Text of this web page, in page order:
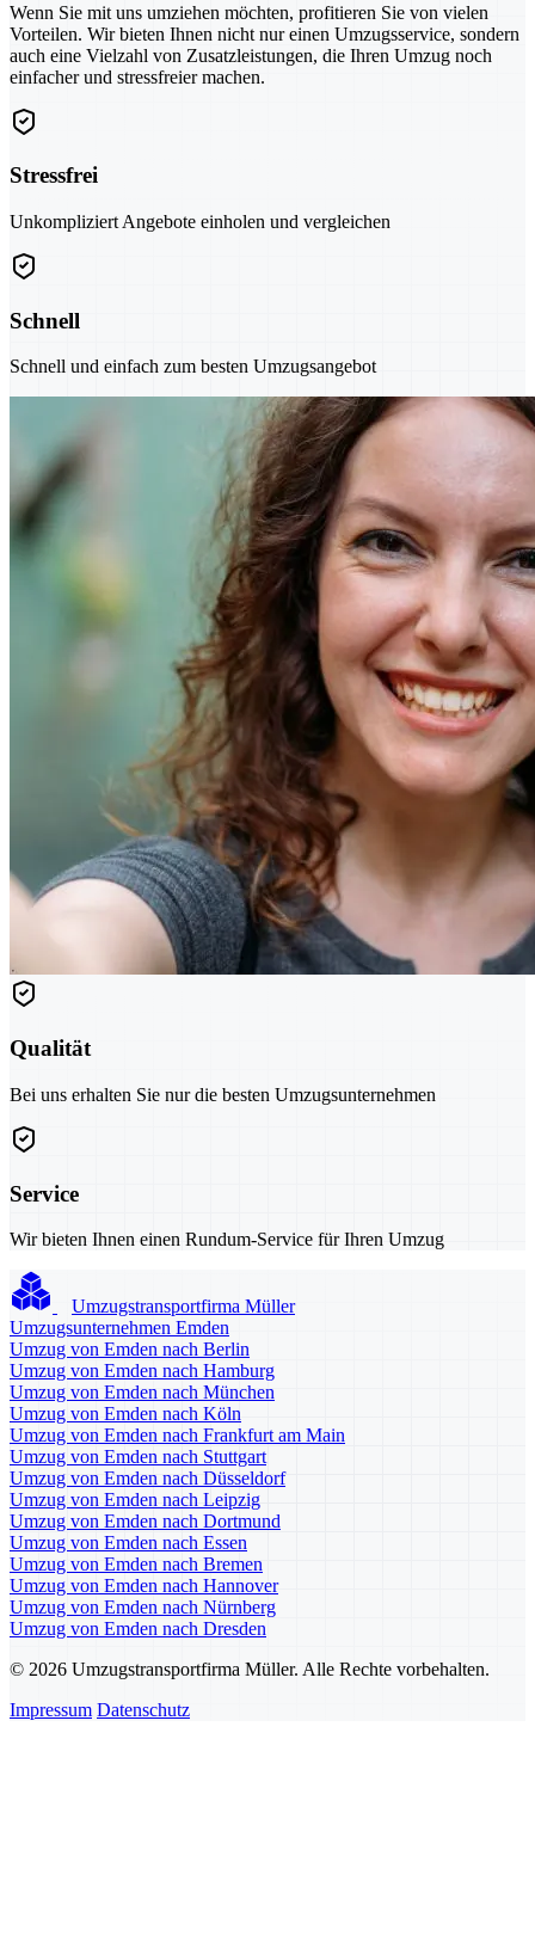
Wenn Sie mit uns umziehen möchten, profitieren Sie von vielen
Vorteilen. Wir bieten Ihnen nicht nur einen Umzugsservice, sondern
auch eine Vielzahl von Zusatzleistungen, die Ihren Umzug noch
einfacher und stressfreier machen.
Stressfrei
Unkompliziert Angebote einholen und vergleichen
Schnell
Schnell und einfach zum besten Umzugsangebot
Qualität
Bei uns erhalten Sie nur die besten Umzugsunternehmen
Service
Wir bieten Ihnen einen Rundum-Service für Ihren Umzug
Umzugstransportfirma Müller
Umzugsunternehmen Emden
Umzug von Emden nach Berlin
Umzug von Emden nach Hamburg
Umzug von Emden nach München
Umzug von Emden nach Köln
Umzug von Emden nach Frankfurt am Main
Umzug von Emden nach Stuttgart
Umzug von Emden nach Düsseldorf
Umzug von Emden nach Leipzig
Umzug von Emden nach Dortmund
Umzug von Emden nach Essen
Umzug von Emden nach Bremen
Umzug von Emden nach Hannover
Umzug von Emden nach Nürnberg
Umzug von Emden nach Dresden
© 2026 Umzugstransportfirma Müller. Alle Rechte vorbehalten.
Impressum Datenschutz